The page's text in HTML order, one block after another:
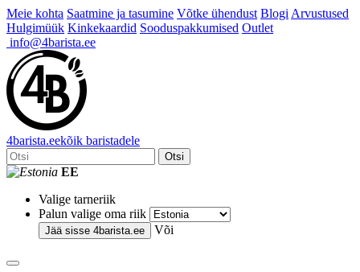
Meie kohta Saatmine ja tasumine Võtke ühendust Blogi Arvustused
Hulgimüük Kinkekaardid Sooduspakkumised Outlet
info@4barista.ee
4barista.eekõik baristadele
Otsi
EE
Valige tarneriik
Palun valige oma riik
Jää sisse 4barista.ee Või